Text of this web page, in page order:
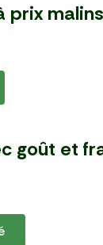
prix malins
goût et